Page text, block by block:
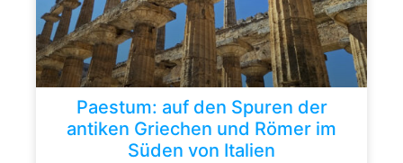
Paestum: auf den Spuren der
antiken Griechen und Römer im
Süden von Italien